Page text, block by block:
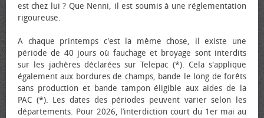
est chez lui ? Que Nenni, il est soumis à une réglementation
rigoureuse.
A chaque printemps c'est la même chose, il existe une
période de 40 jours où fauchage et broyage sont interdits
sur les jachères déclarées sur Telepac (*). Cela s'applique
également aux bordures de champs, bande le long de forêts
sans production et bande tampon éligible aux aides de la
PAC (*). Les dates des périodes peuvent varier selon les
départements. Pour 2026, l’interdiction court du 1er mai au